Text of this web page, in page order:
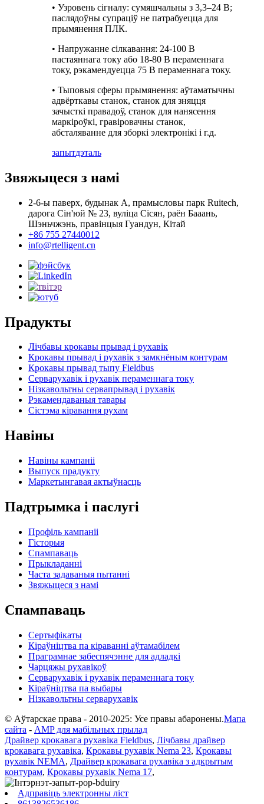
• Узровень сігналу: сумяшчальны з 3,3–24 В;
паслядоўны супраціў не патрабуецца для
прымянення ПЛК.
• Напружанне сілкавання: 24-100 В
пастаяннага току або 18-80 В пераменнага
току, рэкамендуецца 75 В пераменнага току.
• Тыповыя сферы прымянення: аўтаматычны
адвёрткавы станок, станок для зняцця
зачысткі правадоў, станок для нанясення
маркіроўкі, гравіровачны станок,
абсталяванне для зборкі электронікі і г.д.
запытдэталь
Звяжыцеся з намі
2-6-ы паверх, будынак А, прамысловы парк Ruitech,
дарога Сін'юй № 23, вуліца Сісян, раён Бааань,
Шэньчжэнь, правінцыя Гуандун, Кітай
+86 755 27440012
info@rtelligent.cn
Прадукты
Лічбавы крокавы прывад і рухавік
Крокавы прывад і рухавік з замкнёным контурам
Крокавы прывад тыпу Fieldbus
Серварухавік і рухавік пераменнага току
Нізкавольтны сервапрывад і рухавік
Рэкамендаваныя тавары
Сістэма кіравання рухам
Навіны
Навіны кампаніі
Выпуск прадукту
Маркетынгавая актыўнасць
Падтрымка і паслугі
Профіль кампаніі
Гісторыя
Спампаваць
Прыкладанні
Часта задаваныя пытанні
Звяжыцеся з намі
Спампаваць
Сертыфікаты
Кіраўніцтва па кіраванні аўтамабілем
Праграмнае забеспячэнне для адладкі
Чарцяжы рухавікоў
Серварухавік і рухавік пераменнага току
Кіраўніцтва па выбары
Нізкавольтны серварухавік
© Аўтарскае права - 2010-2025: Усе правы абаронены.Мапа
сайта - AMP для мабільных прылад
Драйвер крокавага рухавіка Fieldbus, Лічбавы драйвер
крокавага рухавіка, Крокавы рухавік Nema 23, Крокавы
рухавік NEMA, Драйвер крокавага рухавіка з адкрытым
контурам, Крокавы рухавік Nema 17,
Адправіць электронны ліст